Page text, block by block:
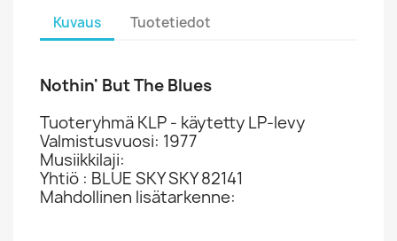
Kuvaus Tuotetiedot
Nothin' But The Blues
Tuoteryhmä KLP - käytetty LP-levy
Valmistusvuosi: 1977
Musiikkilaji:
Yhtiö : BLUE SKY SKY 82141
Mahdollinen lisätarkenne: